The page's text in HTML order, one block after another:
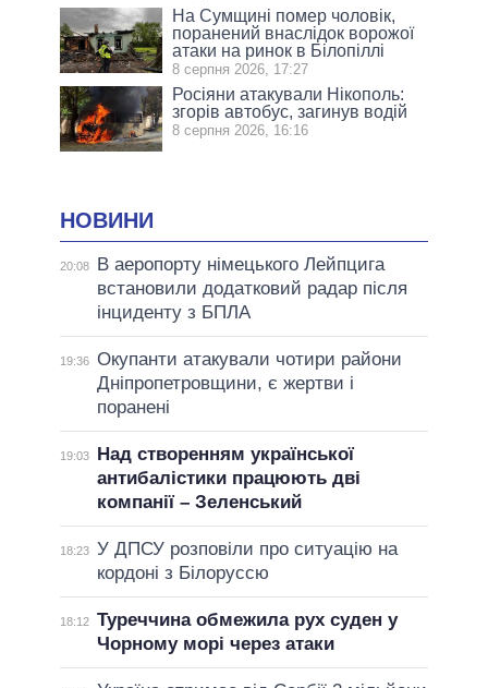
На Сумщині помер чоловік,
поранений внаслідок ворожої
атаки на ринок в Білопіллі
8 серпня 2026, 17:27
Росіяни атакували Нікополь:
згорів автобус, загинув водій
8 серпня 2026, 16:16
НОВИНИ
20:08
В аеропорту німецького Лейпцига
встановили додатковий радар після
інциденту з БПЛА
19:36 Окупанти атакували чотири райони
Дніпропетровщини, є жертви і
поранені
19:03
Над створенням української
антибалістики працюють дві
компанії – Зеленський
18:23 У ДПСУ розповіли про ситуацію на
кордоні з Білоруссю
18:12 Туреччина обмежила рух суден у
Чорному морі через атаки